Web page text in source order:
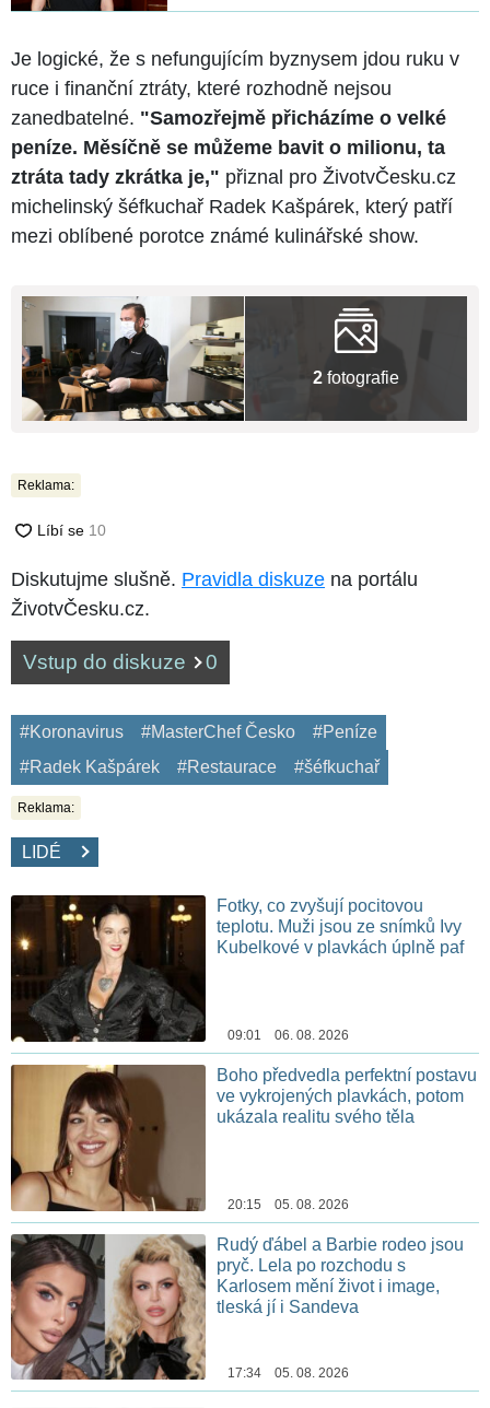
Je logické, že s nefungujícím byznysem jdou ruku v
ruce i finanční ztráty, které rozhodně nejsou
zanedbatelné. "Samozřejmě přicházíme o velké
peníze. Měsíčně se můžeme bavit o milionu, ta
ztráta tady zkrátka je," přiznal pro ŽivotvČesku.cz
michelinský šéfkuchař Radek Kašpárek, který patří
mezi oblíbené porotce známé kulinářské show.
2 fotografie
Reklama:
Diskutujme slušně. Pravidla diskuze na portálu
ŽivotvČesku.cz.
Vstup do diskuze 0
#Koronavirus #MasterChef Česko
#Peníze
#Radek Kašpárek
#Restaurace #šéfkuchař
Reklama:
LIDÉ
Fotky, co zvyšují pocitovou
teplotu. Muži jsou ze snímků Ivy
Kubelkové v plavkách úplně paf
09:01 06. 08. 2026
Boho předvedla perfektní postavu
ve vykrojených plavkách, potom
ukázala realitu svého těla
20:15 05. 08. 2026
Rudý ďábel a Barbie rodeo jsou
pryč. Lela po rozchodu s
Karlosem mění život i image,
tleská jí i Sandeva
17:34 05. 08. 2026